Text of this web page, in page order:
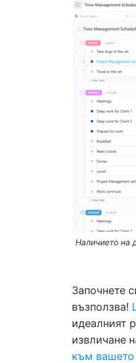
Наличието на
Започнете
възползва!
идеалният
извличане
към вашето